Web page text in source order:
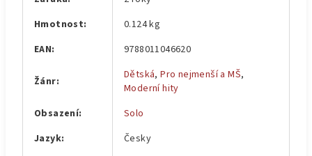
Hmotnost:
0.124 kg
EAN: 9788011046620
Žánr: Dětská,Pro nejmenší a MŠ,
Moderní hity
Obsazení:
Solo
Jazyk:
Česky